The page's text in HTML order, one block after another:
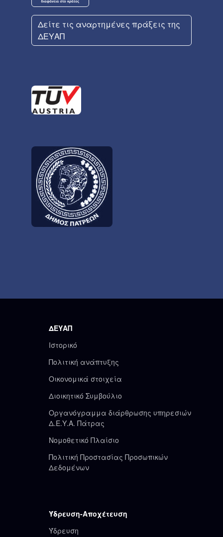
Δείτε τις αναρτημένες πράξεις της
ΔΕΥΑΠ
ΔΕΥΑΠ
Ιστορικό
Πολιτική ανάπτυξης
Οικονομικά στοιχεία
Διοικητικό Συμβούλιο
Οργανόγραμμα διάρθρωσης υπηρεσιών
Δ.Ε.Υ.Α. Πάτρας
Νομοθετικό Πλαίσιο
Πολιτική Προστασίας Προσωπικών
Δεδομένων
Ύδρευση-Αποχέτευση
Ύδρευση